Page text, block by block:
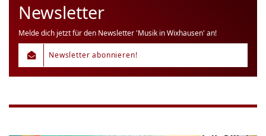
Newsletter
Melde dich jetzt für den Newsletter 'Musik in Wixhausen' an!
Newsletter abonnieren!